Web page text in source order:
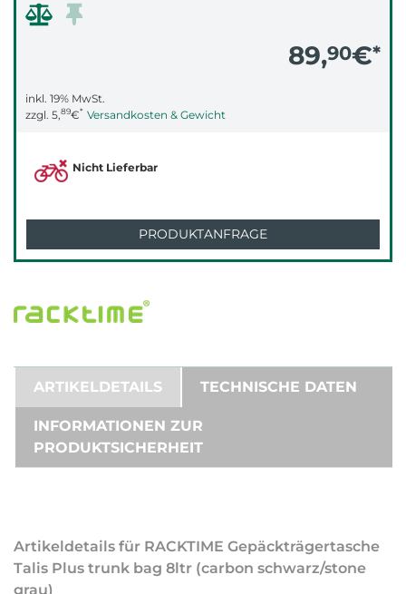
89,90€*
inkl. 19% MwSt.
zzgl. 5,89€* Versandkosten & Gewicht
Nicht Lieferbar
PRODUKTANFRAGE
ARTIKELDETAILS TECHNISCHE DATEN
INFORMATIONEN ZUR
PRODUKTSICHERHEIT
Artikeldetails für RACKTIME Gepäckträgertasche
Talis Plus trunk bag 8ltr (carbon schwarz/stone
grau)